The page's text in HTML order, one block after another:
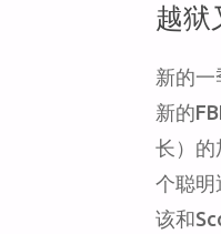
越狱
新的一
新的
长）的
个聪明
该和